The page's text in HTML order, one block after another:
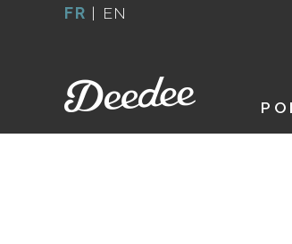
FR | EN